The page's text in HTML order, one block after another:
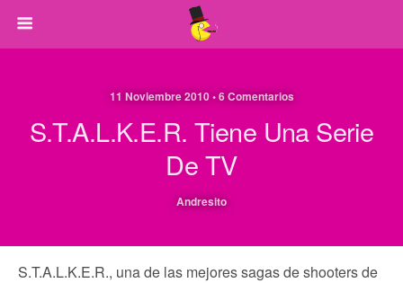
11 Noviembre 2010 • 6 Comentarios
S.T.A.L.K.E.R. Tiene Una Serie
De TV
Andresito
S.T.A.L.K.E.R., una de las mejores sagas de shooters de